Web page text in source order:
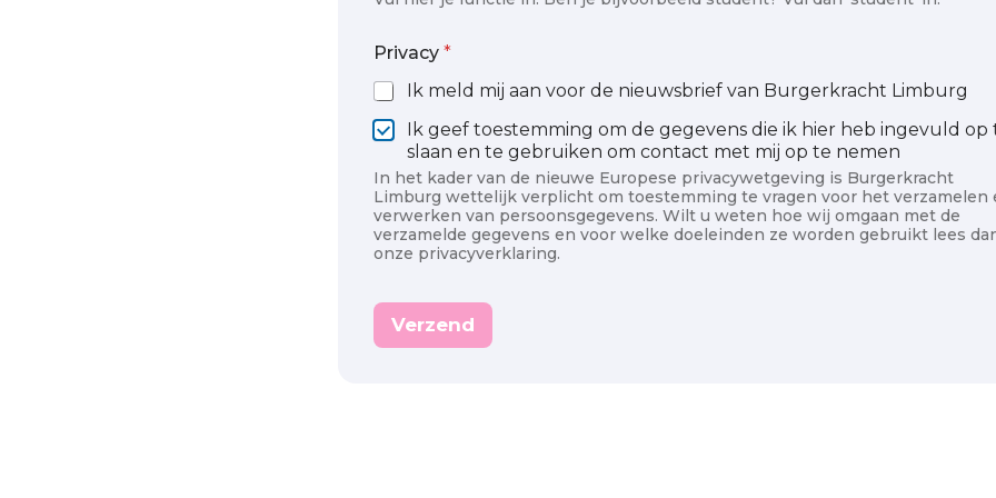
*
Privacy *
Ik meld mij aan voor de nieuwsbrief van Burgerkracht Limburg
Ik geef toestemming om de gegevens die ik hier heb ingevuld op
slaan en te gebruiken om contact met mij op te nemen
In het kader van de nieuwe Europese privacywetgeving is Burgerkracht
Limburg wettelijk verplicht om toestemming te vragen voor het verzamelen
verwerken van persoonsgegevens. Wilt u weten hoe wij omgaan met de
verzamelde gegevens en voor welke doeleinden ze worden gebruikt lees
onze privacyverklaring.
Verzend